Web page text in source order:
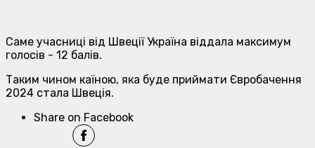
Саме учасниці від Швеції Україна віддала максимум
голосів - 12 балів.
Таким чином каїною, яка буде приймати Євробачення
2024 стала Швеція.
Share on Facebook